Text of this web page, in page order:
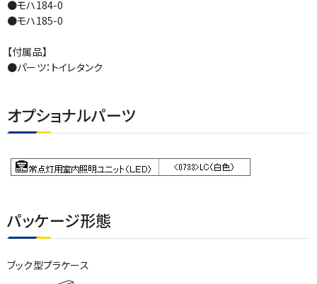
●モハ184-0
●モハ185-0
【付属品】
●パーツ：トイレタンク
オプショナルパーツ
パッケージ形態
ブック型プラケース